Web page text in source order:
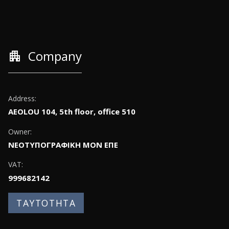
apartment Company
Address:
AEOLOU 104, 5th floor, office 510
Owner:
ΝΕΟΤΥΠΟΓΡΑΦΙΚΗ ΜΟΝ ΕΠΕ
VAT:
999682142
ΤΑΥΤΟΤΗΤΑ